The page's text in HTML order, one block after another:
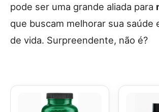
pode ser uma grande aliada para
que buscam melhorar sua saúde
de vida. Surpreendente, não é?